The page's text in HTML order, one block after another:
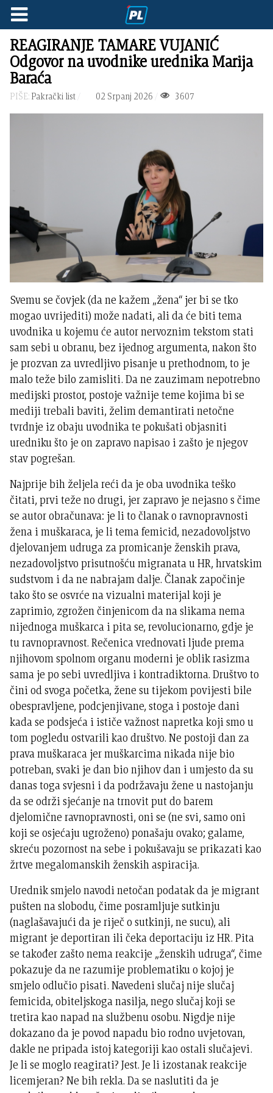
REAGIRANJE TAMARE VUJANIĆ
Odgovor na uvodnike urednika Marija
Baraća
PIŠE: Pakrački list 02 Srpanj 2026 3607
Svemu se čovjek (da ne kažem „žena“ jer bi se tko
mogao uvrijediti) može nadati, ali da će biti tema
uvodnika u kojemu će autor nervoznim tekstom stati
sam sebi u obranu, bez ijednog argumenta, nakon što
je prozvan za uvredljivo pisanje u prethodnom, to je
malo teže bilo zamisliti. Da ne zauzimam nepotrebno
medijski prostor, postoje važnije teme kojima bi se
mediji trebali baviti, želim demantirati netočne
tvrdnje iz obaju uvodnika te pokušati objasniti
uredniku što je on zapravo napisao i zašto je njegov
stav pogrešan.
Najprije bih željela reći da je oba uvodnika teško
čitati, prvi teže no drugi, jer zapravo je nejasno s čime
se autor obračunava: je li to članak o ravnopravnosti
žena i muškaraca, je li tema femicid, nezadovoljstvo
djelovanjem udruga za promicanje ženskih prava,
nezadovoljstvo prisutnošću migranata u HR, hrvatskim
sudstvom i da ne nabrajam dalje. Članak započinje
tako što se osvrće na vizualni materijal koji je
zaprimio, zgrožen činjenicom da na slikama nema
nijednoga muškarca i pita se, revolucionarno, gdje je
tu ravnopravnost. Rečenica vrednovati ljude prema
njihovom spolnom organu moderni je oblik rasizma
sama je po sebi uvredljiva i kontradiktorna. Društvo to
čini od svoga početka, žene su tijekom povijesti bile
obespravljene, podcjenjivane, stoga i postoje dani
kada se podsjeća i ističe važnost napretka koji smo u
tom pogledu ostvarili kao društvo. Ne postoji dan za
prava muškaraca jer muškarcima nikada nije bio
potreban, svaki je dan bio njihov dan i umjesto da su
danas toga svjesni i da podržavaju žene u nastojanju
da se održi sjećanje na trnovit put do barem
djelomične ravnopravnosti, oni se (ne svi, samo oni
koji se osjećaju ugroženo) ponašaju ovako; galame,
skreću pozornost na sebe i pokušavaju se prikazati kao
žrtve megalomanskih ženskih aspiracija.
Urednik smjelo navodi netočan podatak da je migrant
pušten na slobodu, čime posramljuje sutkinju
(naglašavajući da je riječ o sutkinji, ne sucu), ali
migrant je deportiran ili čeka deportaciju iz HR. Pita
se također zašto nema reakcije „ženskih udruga“, čime
pokazuje da ne razumije problematiku o kojoj je
smjelo odlučio pisati. Navedeni slučaj nije slučaj
femicida, obiteljskoga nasilja, nego slučaj koji se
tretira kao napad na službenu osobu. Nigdje nije
dokazano da je povod napadu bio rodno uvjetovan,
dakle ne pripada istoj kategoriji kao ostali slučajevi.
Je li se moglo reagirati? Jest. Je li izostanak reakcije
licemjeran? Ne bih rekla. Da se naslutiti da je